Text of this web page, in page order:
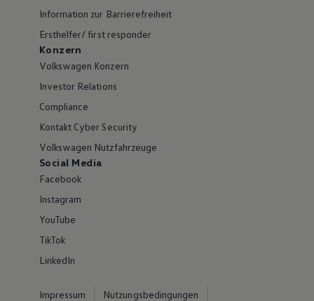
Information zur Barrierefreiheit
Ersthelfer/ first responder
Konzern
Volkswagen Konzern
Investor Relations
Compliance
Kontakt Cyber Security
Volkswagen Nutzfahrzeuge
Social Media
Facebook
Instagram
YouTube
TikTok
LinkedIn
Impressum
Nutzungsbedingungen